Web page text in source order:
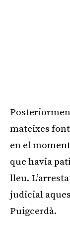
mateixes
en el
que havia
lleu.
judicial
Puigcerdà.